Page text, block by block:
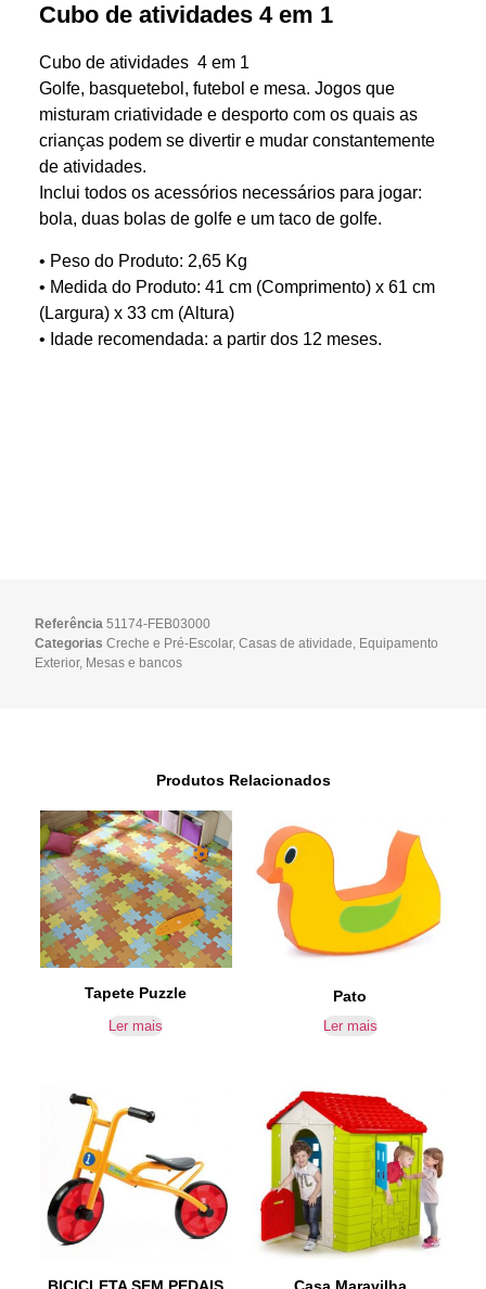
Cubo de atividades 4 em 1
Cubo de atividades 4 em 1
Golfe, basquetebol, futebol e mesa. Jogos que
misturam criatividade e desporto com os quais as
crianças podem se divertir e mudar constantemente
de atividades.
Inclui todos os acessórios necessários para jogar:
bola, duas bolas de golfe e um taco de golfe.
• Peso do Produto: 2,65 Kg
• Medida do Produto: 41 cm (Comprimento) x 61 cm
(Largura) x 33 cm (Altura)
• Idade recomendada: a partir dos 12 meses.
Referência51174-FEB03000
Categorias Creche e Pré-Escolar,Casas de atividade, Equipamento
Exterior, Mesas e bancos
Produtos Relacionados
Tapete Puzzle
Ler mais
Pato
Ler mais